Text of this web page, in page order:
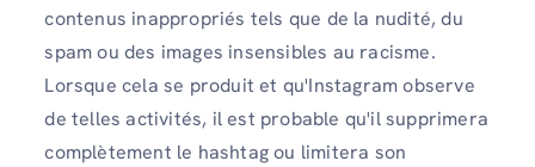
contenus inappropriés tels que de la nudité, du
spam ou des images insensibles au racisme.
Lorsque cela se produit et qu'Instagram observe
de telles activités, il est probable qu'il supprimera
complètement le hashtag ou limitera son